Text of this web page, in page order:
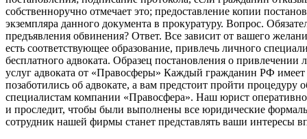
собственноручно отмечает это; предоставление копии
экземпляра данного документа в прокуратуру. Вопрос.
предъявления обвинения? Ответ. Все зависит от вашего
есть соответствующее образование, привлечь личного
бесплатного адвоката. Образец постановления о привлечении
услуг адвоката от «Правосферы» Каждый гражданин РФ имеет
позаботились об адвокате, а вам предстоит пройти процедуру
специалистам компании «Правосфера». Наш юрист
и проследит, чтобы были выполнены все юридические
сотрудник нашей фирмы станет представлять ваши интересы